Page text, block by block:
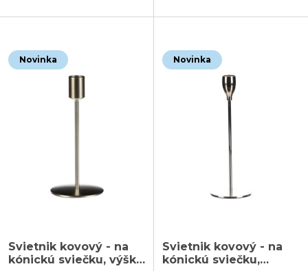
Novinka
Svietnik kovový - na
kónickú sviečku, výška
Novinka
Svietnik kovový - na
kónickú sviečku,